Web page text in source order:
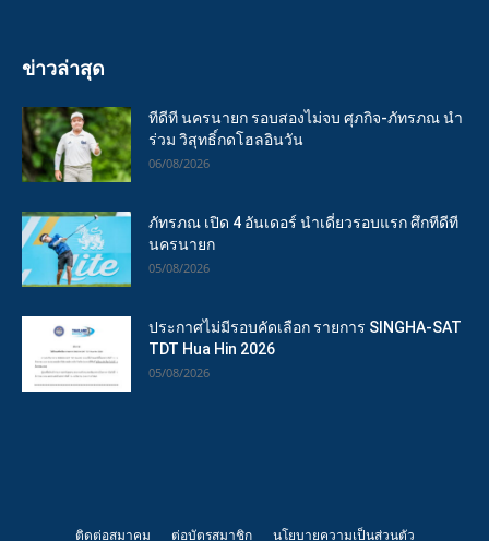
ข่าวล่าสุด
ทีดีที นครนายก รอบสองไม่จบ ศุภกิจ-ภัทรภณ นำ
ร่วม วิสุทธิ์กดโฮลอินวัน
06/08/2026
ภัทรภณ เปิด 4 อันเดอร์ นำเดี่ยวรอบแรก ศึกทีดีที
นครนายก
05/08/2026
ประกาศไม่มีรอบคัดเลือก รายการ SINGHA-SAT
TDT Hua Hin 2026
05/08/2026
ติดต่อสมาคม ต่อบัตรสมาชิก นโยบายความเป็นส่วนตัว